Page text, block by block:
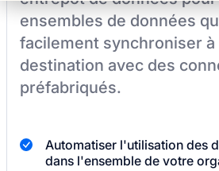
ensembles de données
facilement synchroniser à
destination avec des
préfabriqués.
Automatiser l'utilisation des
dans l'ensemble de votre